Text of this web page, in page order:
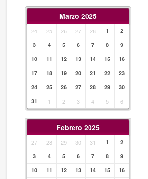
Marzo 2025
24 25 26 27 28 1
2
3
4 5 6 7 8
9
10
11 12 13 14 15
16
17
18 19 20 21 22
23
24
25 26 27 28 29
30
31
1 2 3 4 5 6
Febrero 2025
27 28 29 30 31 1
2
3
4 5 6 7 8
9
10
11 12 13 14 15
16